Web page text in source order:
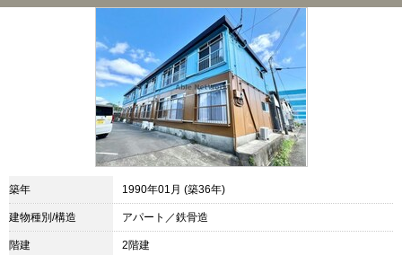
築年 1990年01月 (築36年)
建物種別/構造 アパート／鉄骨造
階建 2階建